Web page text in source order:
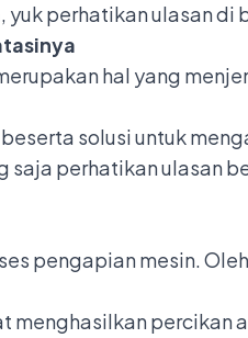
perhatikan ulasan di
hal yang
solusi untuk
saja perhatikan ulasan
pengapian mesin.
menghasilkan percikan